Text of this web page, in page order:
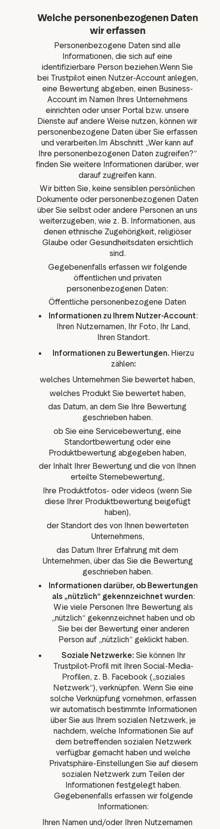
Welche personenbezogenen Daten
wir erfassen
Personenbezogene Daten sind alle
Informationen, die sich auf eine
identifizierbare Person beziehen.Wenn Sie
bei Trustpilot einen Nutzer-Account anlegen,
eine Bewertung abgeben, einen Business-
Account im Namen Ihres Unternehmens
einrichten oder unser Portal bzw. unsere
Dienste auf andere Weise nutzen, können wir
personenbezogene Daten über Sie erfassen
und verarbeiten.Im Abschnitt „Wer kann auf
Ihre personenbezogenen Daten zugreifen?“
finden Sie weitere Informationen darüber, wer
darauf zugreifen kann.
Wir bitten Sie, keine sensiblen persönlichen
Dokumente oder personenbezogenen Daten
über Sie selbst oder andere Personen an uns
weiterzugeben, wie z. B. Informationen, aus
denen ethnische Zugehörigkeit, religiöser
Glaube oder Gesundheitsdaten ersichtlich
sind.
Gegebenenfalls erfassen wir folgende
öffentlichen und privaten
personenbezogenen Daten:
Öffentliche personenbezogene Daten
Informationen zu Ihrem Nutzer-Account:
Ihren Nutzernamen, Ihr Foto, Ihr Land,
Ihren Standort.
Informationen zu Bewertungen. Hierzu
zählen:
welches Unternehmen Sie bewertet haben,
welches Produkt Sie bewertet haben,
das Datum, an dem Sie Ihre Bewertung
geschrieben haben.
ob Sie eine Servicebewertung, eine
Standortbewertung oder eine
Produktbewertung abgegeben haben,
der Inhalt Ihrer Bewertung und die von Ihnen
erteilte Sternebewertung,
Ihre Produktfotos- oder videos (wenn Sie
diese Ihrer Produktbewertung beigefügt
haben),
der Standort des von Ihnen bewerteten
Unternehmens,
das Datum Ihrer Erfahrung mit dem
Unternehmen, über das Sie die Bewertung
geschrieben haben.
Informationen darüber, ob Bewertungen
als „nützlich“ gekennzeichnet wurden:
Wie viele Personen Ihre Bewertung als
„nützlich“ gekennzeichnet haben und ob
Sie bei der Bewertung einer anderen
Person auf „nützlich“ geklickt haben.
Soziale Netzwerke: Sie können Ihr
Trustpilot-Profil mit Ihren Social-Media-
Profilen, z. B. Facebook („soziales
Netzwerk“), verknüpfen. Wenn Sie eine
solche Verknüpfung vornehmen, erfassen
wir automatisch bestimmte Informationen
über Sie aus Ihrem sozialen Netzwerk, je
nachdem, welche Informationen Sie auf
dem betreffenden sozialen Netzwerk
verfügbar gemacht haben und welche
Privatsphäre-Einstellungen Sie auf diesem
sozialen Netzwerk zum Teilen der
Informationen festgelegt haben.
Gegebenenfalls erfassen wir folgende
Informationen:
Ihren Namen und/oder Ihren Nutzernamen